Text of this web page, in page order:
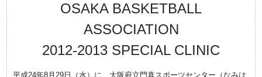
OSAKA BASKETBALL
ASSOCIATION
2012-2013 SPECIAL CLINIC
平成24年8月29日（水）に、大阪府立門真スポーツセンター（なみは